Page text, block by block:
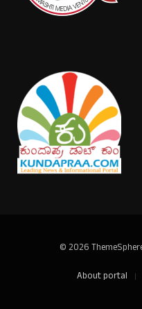
© 2026
About portal